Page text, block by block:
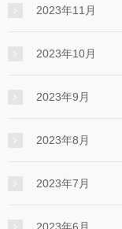
2023年11月
2023年10月
2023年9月
2023年8月
2023年7月